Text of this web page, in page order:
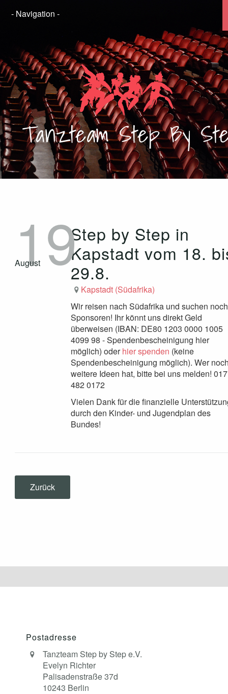
TanzteamStep By
Step by Step in
Kapstadt vom 18.
29.8.
19
August
Kapstadt (Südafrika)
Wir reisen nach Südafrika und suchen noch
Sponsoren! Ihr könnt uns direkt Geld
überweisen (IBAN: DE80 1203 0000 1005
4099 98 - Spendenbescheinigung hier
möglich) oderhier spenden (keine
Spendenbescheinigung möglich). Wer
weitere Ideen hat, bitte bei uns melden!
482 0172
Vielen Dank für die finanzielle
durch den Kinder- und Jugendplan des
Bundes!
Zurück
Postadresse
Tanzteam Step by Step e.V.
Evelyn Richter
Palisadenstraße 37d
10243 Berlin